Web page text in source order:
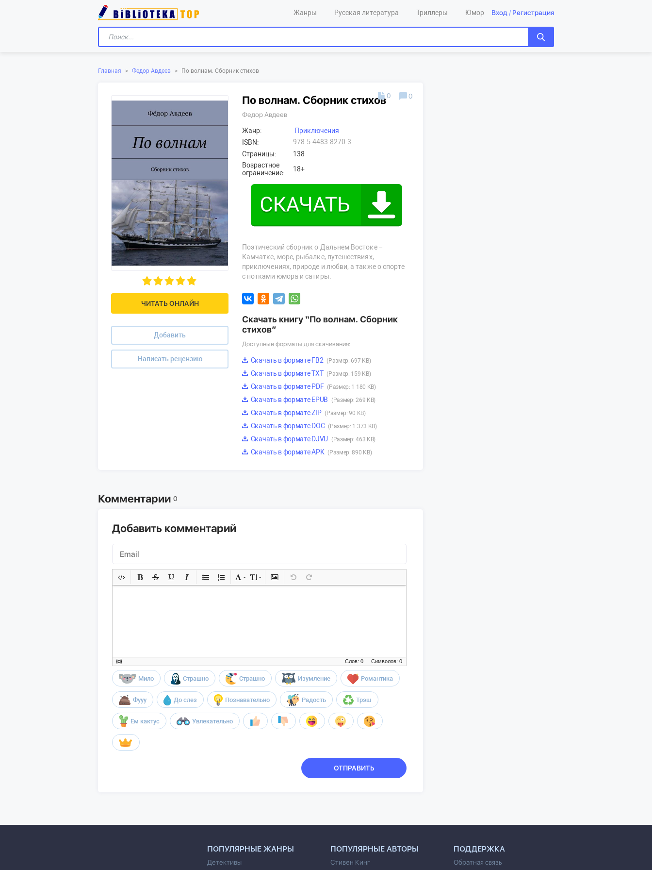
Жанры Русская литература Триллеры Юмор Вход / Регистрация
Главная > Федор Авдеев > По волнам. Сборник стихов
ЧИТАТЬ ОНЛАЙН
Добавить
Написать рецензию
По волнам. Сборник стихов
Федор Авдеев
Жанр:
Приключения
ISBN:
978-5-4483-8270-3
Страницы:
138
Возрастное
ограничение:
18+
Поэтический сборник о Дальнем Востоке –
Камчатке, море, рыбалке, путешествиях,
приключениях, природе и любви, а также о спорте
с нотками юмора и сатиры.
0 0
Скачать книгу “По волнам. Сборник
стихов”
Доступные форматы для скачивания:
Скачать в формате FB2 (Размер: 697 KB)
Скачать в формате TXT (Размер: 159 KB)
Скачать в формате PDF (Размер: 1 180 KB)
Скачать в формате EPUB (Размер: 269 KB)
Скачать в формате ZIP (Размер: 90 KB)
Скачать в формате DOC (Размер: 1 373 KB)
Скачать в формате DJVU (Размер: 463 KB)
Скачать в формате APK (Размер: 890 KB)
Комментарии 0
Добавить комментарий
Символов: 0
Слов: 0
Мило Страшно Страшно Изумление Романтика
Фууу До слез Познавательно Радость Трэш
Ем кактус Увлекательно
ОТПРАВИТЬ
ПОПУЛЯРНЫЕ ЖАНРЫ
Детективы
ПОПУЛЯРНЫЕ АВТОРЫ
Стивен Кинг
ПОДДЕРЖКА
Обратная связь